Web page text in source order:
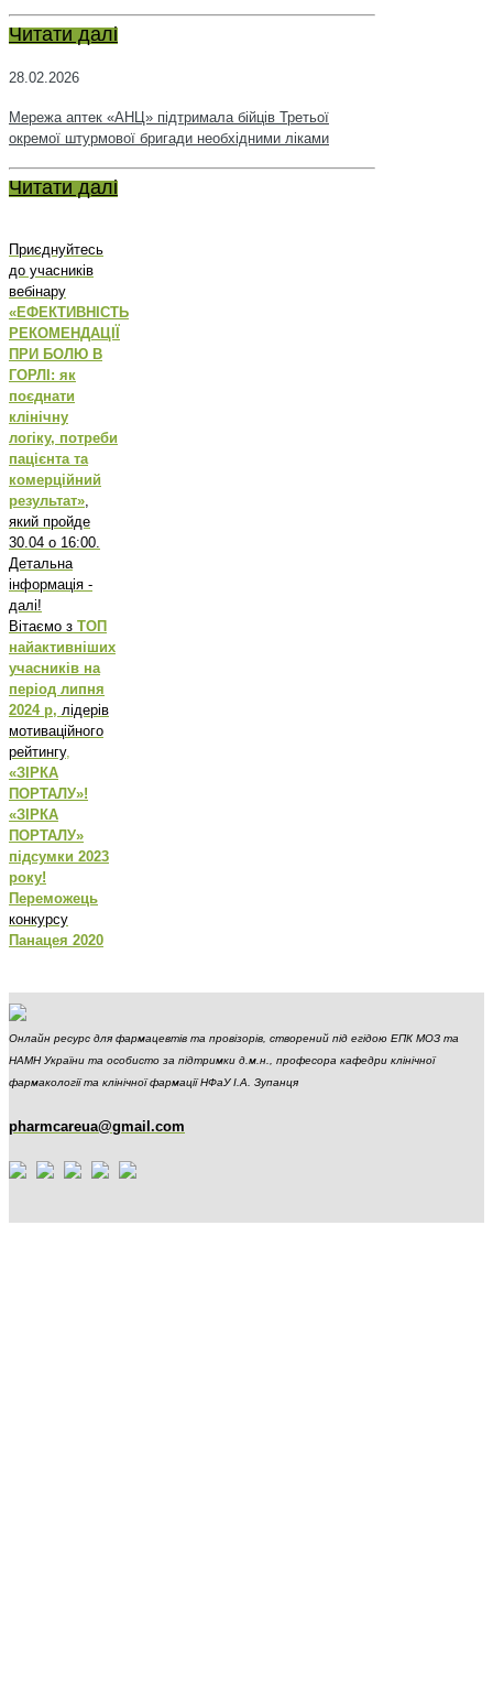
Читати далі
28.02.2026
Мережа аптек «АНЦ» підтримала бійців Третьої
окремої штурмової бригади необхідними ліками
Читати далі
Приєднуйтесь
до учасників
вебінару
«ЕФЕКТИВНІСТЬ
РЕКОМЕНДАЦІЇ
ПРИ БОЛЮ В
ГОРЛІ: як
поєднати
клінічну
логіку, потреби
пацієнта та
комерційний
результат»
який пройде
30.04 о 16:00.
Детальна
інформація -
далі!
Вітаємо з ТОП
найактивніших
учасників на
період липня
2024 р, лідерів
мотиваційного
рейтингу,
«ЗІРКА
ПОРТАЛУ»!
«ЗІРКА
ПОРТАЛУ»
підсумки 2023
року!
Переможець
конкурсу
Панацея 2020
Онлайн ресурс для фармацевтів та провізорів, створений під егідою ЕПК МОЗ та
НАМН України та особисто за підтримки д.м.н., професора кафедри клінічної
фармакології та клінічної фармації НФаУ І.А. Зупанця
pharmcareua@gmail.com